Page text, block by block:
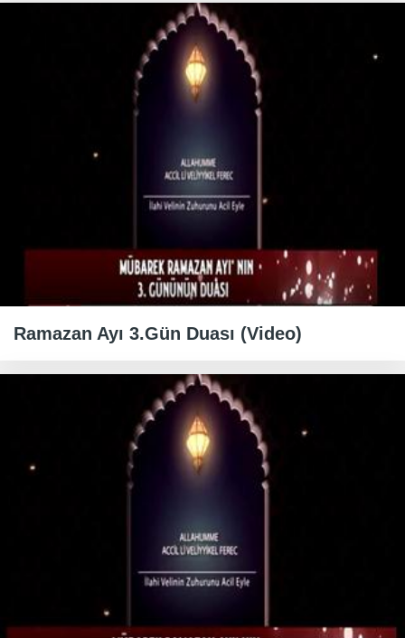
Ramazan Ayı 3.Gün Duası (Video)